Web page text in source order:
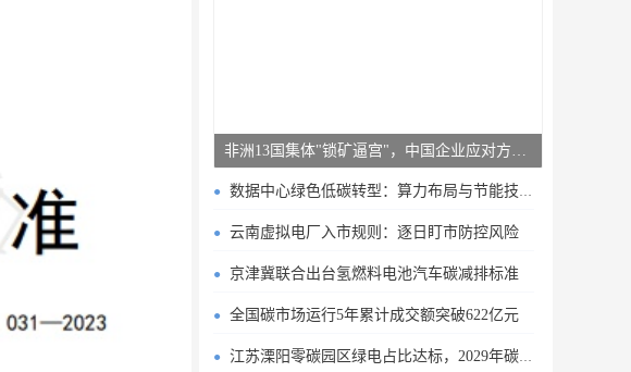
非洲13国集体"锁矿逼宫"，中国企业应对方案曝光
数据中心绿色低碳转型：算力布局与节能技术突破
云南虚拟电厂入市规则：逐日盯市防控风险
京津冀联合出台氢燃料电池汽车碳减排标准
全国碳市场运行5年累计成交额突破622亿元
江苏溧阳零碳园区绿电占比达标，2029年碳排目标明确